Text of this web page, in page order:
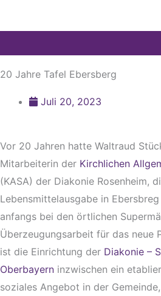
20 Jahre Tafel Ebersberg
Juli 20, 2023
Vor 20 Jahren hatte Waltraud
Mitarbeiterin der Kirchlichen
(KASA) der Diakonie Rosenheim,
Lebensmittelausgabe in
anfangs bei den örtlichen
Überzeugungsarbeit für das neue
ist die Einrichtung der Diakonie –
Oberbayern inzwischen ein
soziales Angebot in der